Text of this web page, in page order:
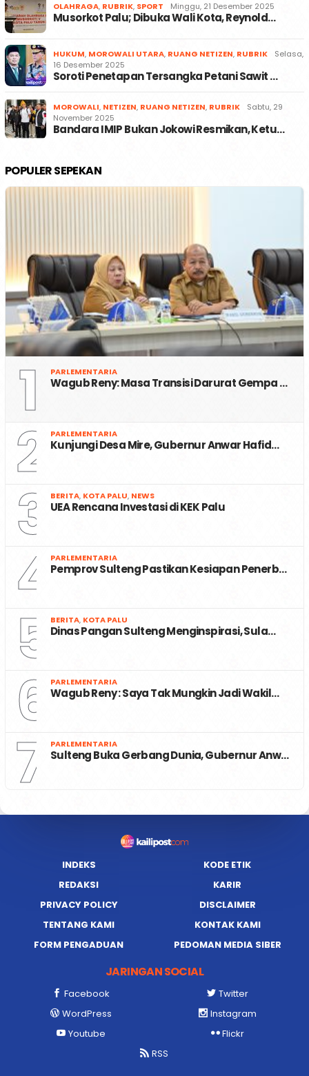
OLAHRAGA, RUBRIK, SPORT Minggu, 21 Desember 2025
Musorkot Palu; Dibuka Wali Kota, Reynold…
HUKUM, MOROWALI UTARA, RUANG NETIZEN, RUBRIK
Selasa,
16 Desember 2025
Soroti Penetapan Tersangka Petani Sawit …
MOROWALI, NETIZEN, RUANG NETIZEN, RUBRIK
Sabtu, 29
November 2025
Bandara IMIP Bukan Jokowi Resmikan, Ketu…
POPULER SEPEKAN
1 PARLEMENTARIA
Wagub Reny: Masa Transisi Darurat Gempa …
2 PARLEMENTARIA
Kunjungi Desa Mire, Gubernur Anwar Hafid…
3 BERITA, KOTA PALU, NEWS
UEA Rencana Investasi di KEK Palu
4 PARLEMENTARIA
Pemprov Sulteng Pastikan Kesiapan Penerb…
5 BERITA, KOTA PALU
Dinas Pangan Sulteng Menginspirasi, Sula…
6 PARLEMENTARIA
Wagub Reny : Saya Tak Mungkin Jadi Wakil…
7 PARLEMENTARIA
Sulteng Buka Gerbang Dunia, Gubernur Anw…
INDEKS
KODE ETIK
REDAKSI
KARIR
PRIVACY POLICY
DISCLAIMER
TENTANG KAMI
KONTAK KAMI
FORM PENGADUAN
PEDOMAN MEDIA SIBER
JARINGAN SOCIAL
Facebook
Twitter
WordPress
Instagram
Youtube
Flickr
RSS